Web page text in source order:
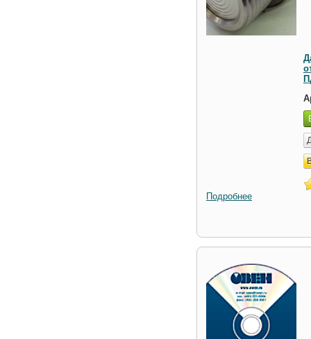
Подробнее